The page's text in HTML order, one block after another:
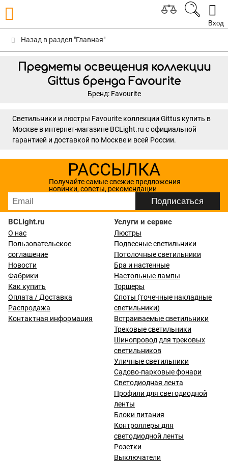
Вход
Назад в раздел "Главная"
Предметы освещения коллекции
Gittus бренда Favourite
Бренд: Favourite
Светильники и люстры Favourite коллекции Gittus купить в
Москве в интернет-магазине BCLight.ru с официальной
гарантией и доставкой по Москве и всей России.
РАССЫЛКА
Получайте самые свежие предложения
новинки, советы, рекомендации
BCLight.ru
О нас
Пользовательское
соглашение
Новости
Фабрики
Как купить
Оплата / Доставка
Распродажа
Контактная информация
Услуги и сервис
Люстры
Подвесные светильники
Потолочные светильники
Бра и настенные
Настольные лампы
Торшеры
Споты (точечные накладные
светильники)
Встраиваемые светильники
Трековые светильники
Шинопровод для трековых
светильников
Уличные светильники
Садово-парковые фонари
Светодиодная лента
Профили для светодиодной
ленты
Блоки питания
Контроллеры для
светодиодной ленты
Розетки
Выключатели